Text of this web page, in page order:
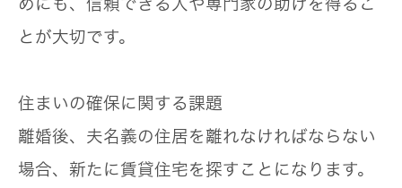
めにも、信頼できる人や専門家の助けを得るこ
とが大切です。
住まいの確保に関する課題
離婚後、夫名義の住居を離れなければならない
場合、新たに賃貸住宅を探すことになります。